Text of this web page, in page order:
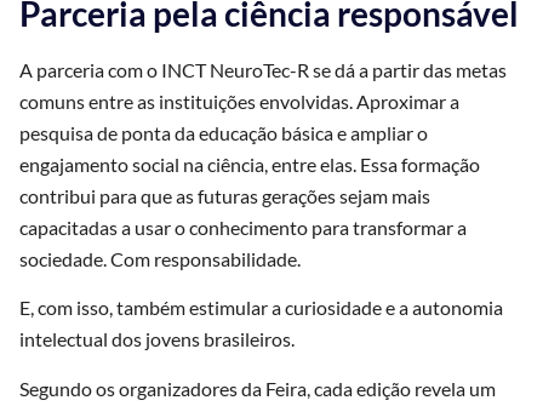
Parceria pela ciência responsável
A parceria com o INCT NeuroTec-R se dá a partir das metas
comuns entre as instituições envolvidas. Aproximar a
pesquisa de ponta da educação básica e ampliar o
engajamento social na ciência, entre elas. Essa formação
contribui para que as futuras gerações sejam mais
capacitadas a usar o conhecimento para transformar a
sociedade. Com responsabilidade.
E, com isso, também estimular a curiosidade e a autonomia
intelectual dos jovens brasileiros.
Segundo os organizadores da Feira, cada edição revela um